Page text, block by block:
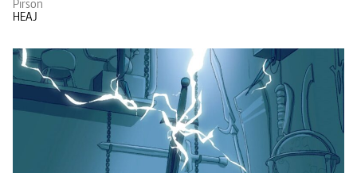
Pirson
HEAJ